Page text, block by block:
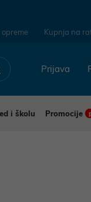
opreme Kupnja na
Prijava
i školu Promocije